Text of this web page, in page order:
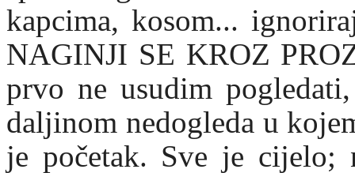
kapcima, kosom...
NAGINJI SE KROZ
prvo ne usudim
daljinom nedogleda u
je početak. Sve je